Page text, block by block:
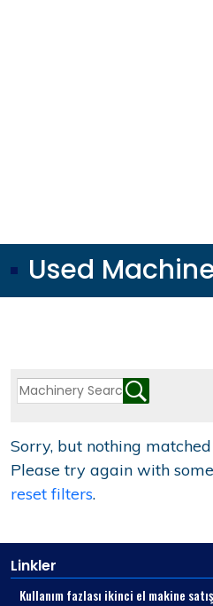
Used
Sorry, but nothing
Please try again with
reset filters.
Linkler
Kullanım fazlası ikinci el makine